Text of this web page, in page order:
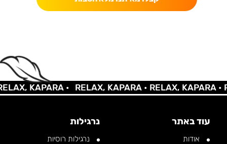
KAPARA • RELAX, KAPARA •RELAX, KAPARA •
עוד באתר
אודות
נרגילות
נרגילות רוסיות